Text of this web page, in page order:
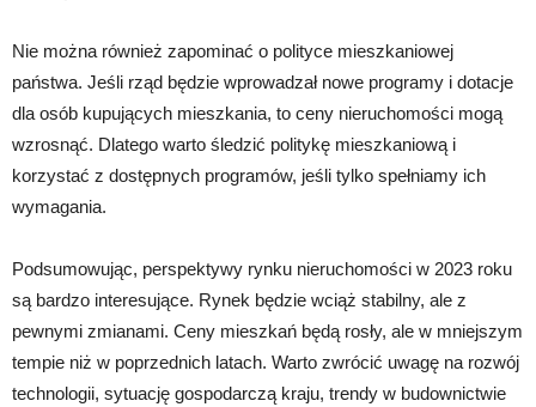
Nie można również zapominać o polityce mieszkaniowej
państwa. Jeśli rząd będzie wprowadzał nowe programy i dotacje
dla osób kupujących mieszkania, to ceny nieruchomości mogą
wzrosnąć. Dlatego warto śledzić politykę mieszkaniową i
korzystać z dostępnych programów, jeśli tylko spełniamy ich
wymagania.
Podsumowując, perspektywy rynku nieruchomości w 2023 roku
są bardzo interesujące. Rynek będzie wciąż stabilny, ale z
pewnymi zmianami. Ceny mieszkań będą rosły, ale w mniejszym
tempie niż w poprzednich latach. Warto zwrócić uwagę na rozwój
technologii, sytuację gospodarczą kraju, trendy w budownictwie